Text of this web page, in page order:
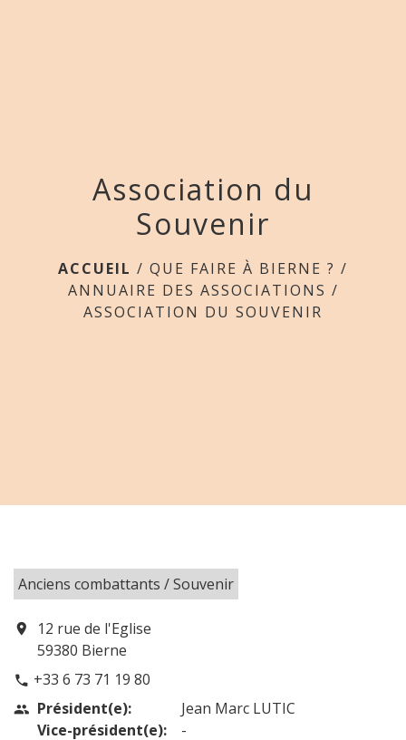
Association du
Souvenir
ACCUEIL / QUE FAIRE À BIERNE ? /
ANNUAIRE DES ASSOCIATIONS /
ASSOCIATION DU SOUVENIR
Anciens combattants / Souvenir
location_on
12 rue de l'Eglise
59380 Bierne
phone +33 6 73 71 19 80
people Président(e):
Vice-président(e):
Jean Marc LUTIC
-